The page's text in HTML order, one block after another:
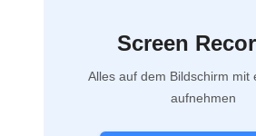
Screen
Alles auf dem Bildschirm mit
aufnehmen